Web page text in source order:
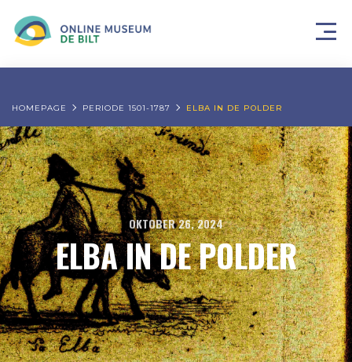
HOMEPAGE PERIODE 1501-1787 ELBA IN DE POLDER
OKTOBER 26, 2024
ELBA IN DE POLDER